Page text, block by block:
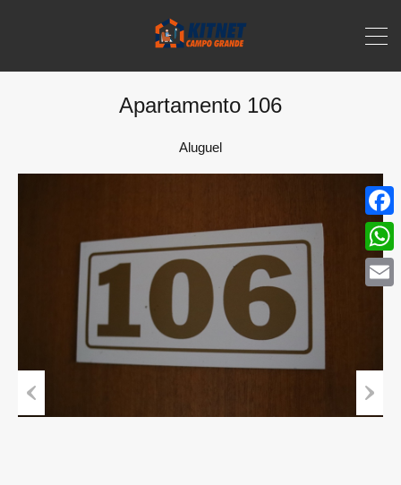
Apartamento 106
Aluguel